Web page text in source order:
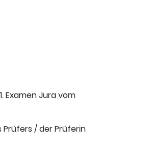
Examen Jura vom
/ der Prüferin